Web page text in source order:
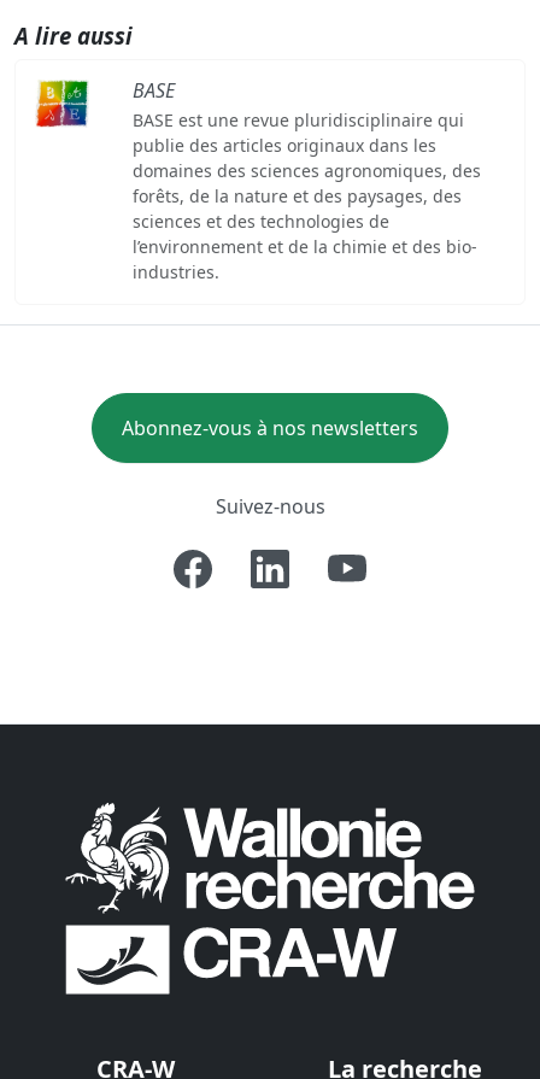
A lire aussi
BASE
BASE est une revue pluridisciplinaire qui
publie des articles originaux dans les
domaines des sciences agronomiques, des
forêts, de la nature et des paysages, des
sciences et des technologies de
l’environnement et de la chimie et des bio-
industries.
Abonnez-vous à nos newsletters
Suivez-nous
CRA-W La recherche